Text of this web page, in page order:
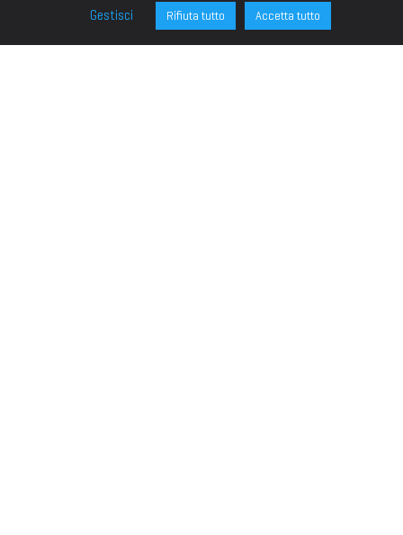
Gestisci
Rifiuta tutto Accetta tutto